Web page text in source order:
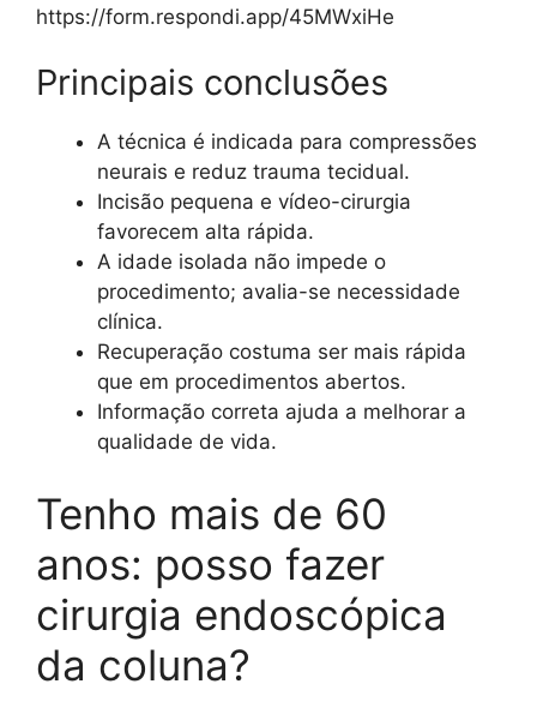
https://form.respondi.app/45MWxiHe
Principais conclusões
A técnica é indicada para compressões
neurais e reduz trauma tecidual.
Incisão pequena e vídeo-cirurgia
favorecem alta rápida.
A idade isolada não impede o
procedimento; avalia-se necessidade
clínica.
Recuperação costuma ser mais rápida
que em procedimentos abertos.
Informação correta ajuda a melhorar a
qualidade de vida.
Tenho mais de 60
anos: posso fazer
cirurgia endoscópica
da coluna?